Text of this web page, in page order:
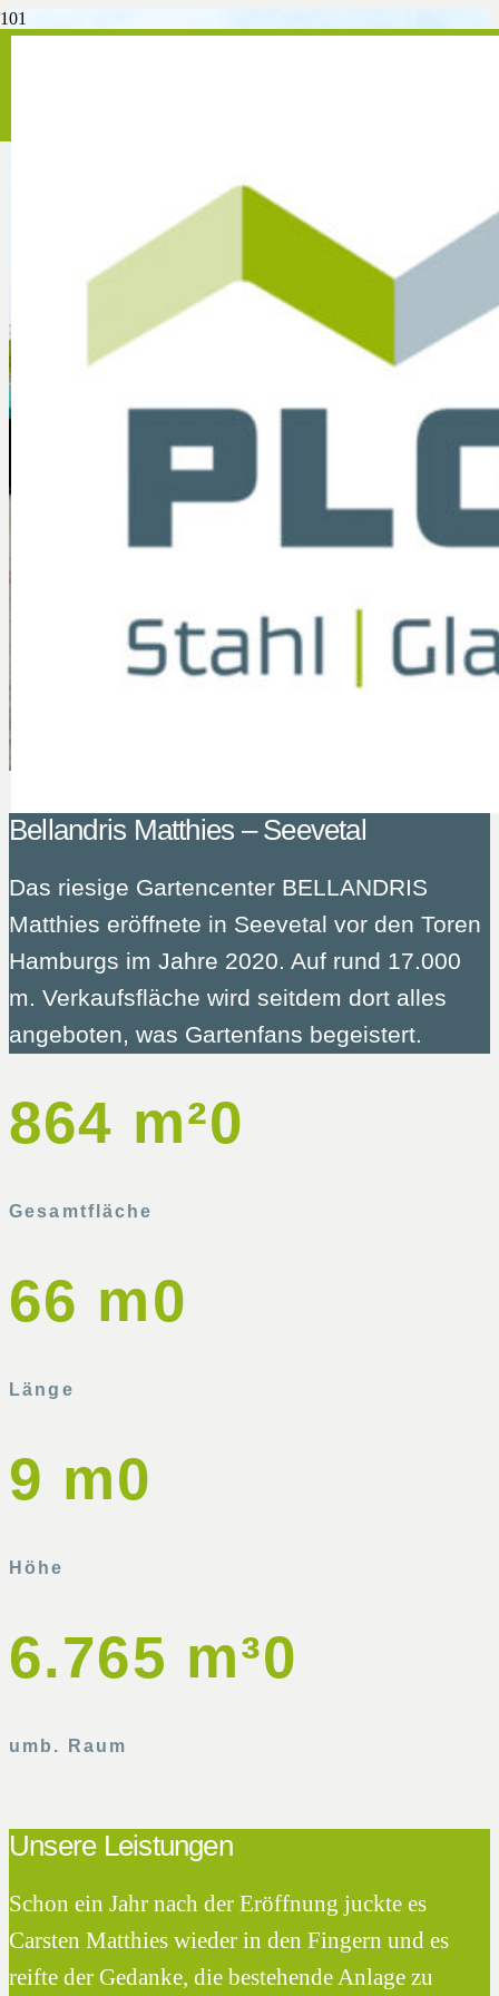
Bellandris Matthies – Seevetal
Das riesige Gartencenter BELLANDRIS
Matthies eröffnete in Seevetal vor den Toren
Hamburgs im Jahre 2020. Auf rund 17.000
m. Verkaufsfläche wird seitdem dort alles
angeboten, was Gartenfans begeistert.
864 m²0
Gesamtfläche
66 m0
Länge
9 m0
Höhe
6.765 m³0
umb. Raum
Unsere Leistungen
Schon ein Jahr nach der Eröffnung juckte es
Carsten Matthies wieder in den Fingern und es
reifte der Gedanke, die bestehende Anlage zu